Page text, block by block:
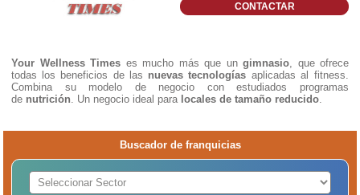
CONTACTAR
Your Wellness Times es mucho más que un gimnasio , que ofrece
todas los beneficios de las nuevas tecnologías aplicadas al fitness.
Combina su modelo de negocio con estudiados programas
de nutrición . Un negocio ideal para locales de tamaño reducido
Buscador de franquicias